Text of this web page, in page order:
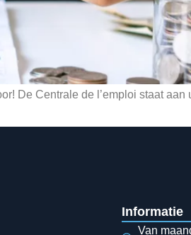
De Centrale de l’emploi staat
Informatie
Van